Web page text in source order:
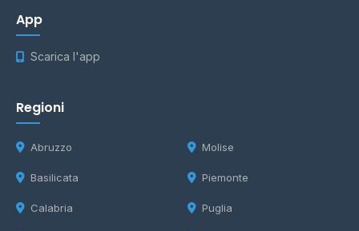
App
Scarica l'app
Regioni
Abruzzo
Basilicata
Calabria
Molise
Piemonte
Puglia